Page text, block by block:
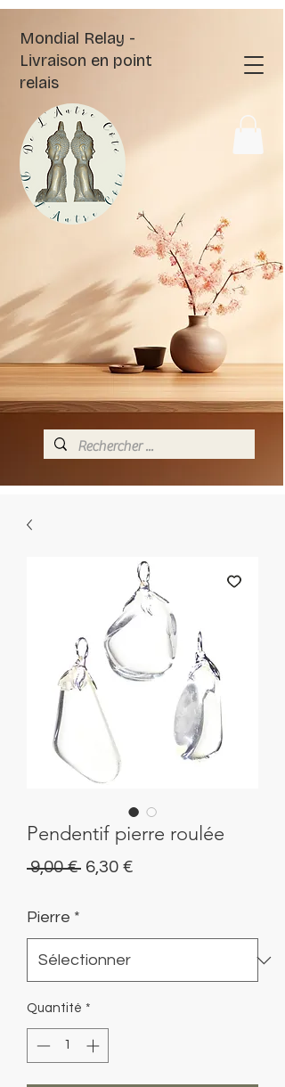
Mondial Relay -
Livraison en point
relais
Pendentif pierre roulée
9,00 € Prix
6,30 €Prix
Pierre *
Quantité *